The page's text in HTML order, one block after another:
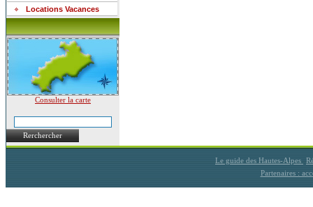
Locations Vacances
Consulter la carte
Rerchercher
Le guide des Hautes-Alpes
Partenaires :